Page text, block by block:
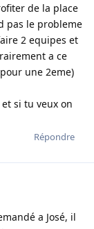
de la place
pas le probleme
2 equipes et
a ce
une 2eme)
si tu veux on
Répondre
a José, il